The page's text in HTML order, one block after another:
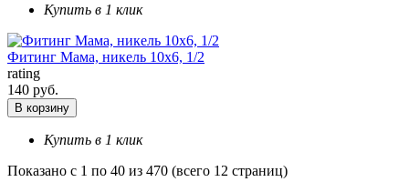
Купить в 1 клик
Фитинг Мама, никель 10х6, 1/2
rating
140 руб.
В корзину
Купить в 1 клик
Показано с 1 по 40 из 470 (всего 12 страниц)